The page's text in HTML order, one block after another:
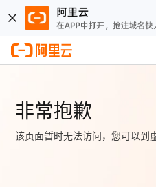
非常抱歉
该页面暂时无法访问，您可以到